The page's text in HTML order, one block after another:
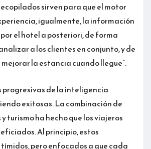
sirven para que el motor
igualmente, la información
el hotel a posteriori, de forma
a los clientes en conjunto, y de
la estancia cuando llegue”.
progresivas de la inteligencia
exitosas. La combinación de
turismo ha hecho que los viajeros
Al principio, estos
pero enfocados a que cada